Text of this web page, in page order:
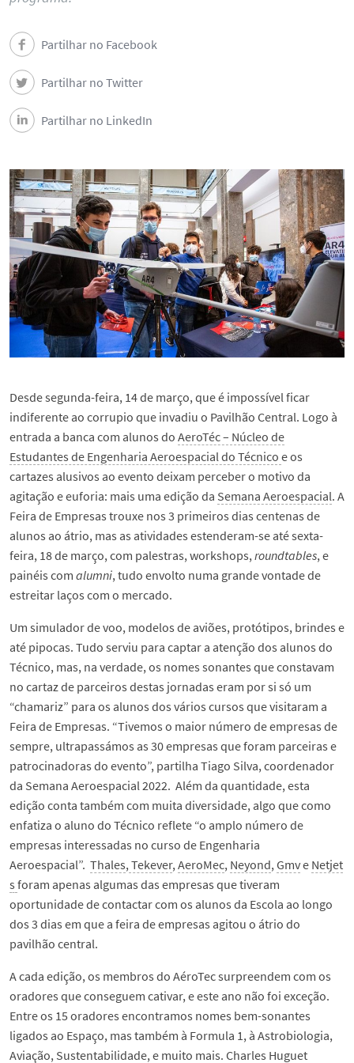
Contactos e Localização
English
Partilhar no Facebook
Partilhar no Twitter
Partilhar no LinkedIn
Desde segunda-feira, 14 de março, que é impossível ficar
indiferente ao corrupio que invadiu o Pavilhão Central. Logo à
entrada a banca com alunos do AeroTéc – Núcleo de
Estudantes de Engenharia Aeroespacial do Técnico e os
cartazes alusivos ao evento deixam perceber o motivo da
agitação e euforia: mais uma edição da Semana Aeroespacial. A
Feira de Empresas trouxe nos 3 primeiros dias centenas de
alunos ao átrio, mas as atividades estenderam-se até sexta-
feira, 18 de março, com palestras, workshops,roundtables, e
painéis com alumni, tudo envolto numa grande vontade de
estreitar laços com o mercado.
Um simulador de voo, modelos de aviões, protótipos, brindes e
até pipocas. Tudo serviu para captar a atenção dos alunos do
Técnico, mas, na verdade, os nomes sonantes que constavam
no cartaz de parceiros destas jornadas eram por si só um
“chamariz” para os alunos dos vários cursos que visitaram a
Feira de Empresas. “Tivemos o maior número de empresas de
sempre, ultrapassámos as 30 empresas que foram parceiras e
patrocinadoras do evento”, partilha Tiago Silva, coordenador
da Semana Aeroespacial 2022. Além da quantidade, esta
edição conta também com muita diversidade, algo que como
enfatiza o aluno do Técnico reflete “o amplo número de
empresas interessadas no curso de Engenharia
Aeroespacial”. Thales,Tekever,AeroMec, Neyond,Gmve Netjet
s foram apenas algumas das empresas que tiveram
oportunidade de contactar com os alunos da Escola ao longo
dos 3 dias em que a feira de empresas agitou o átrio do
pavilhão central.
A cada edição, os membros do AéroTec surpreendem com os
oradores que conseguem cativar, e este ano não foi exceção.
Entre os 15 oradores encontramos nomes bem-sonantes
ligados ao Espaço, mas também à Formula 1, à Astrobiologia,
Aviação, Sustentabilidade, e muito mais. Charles Huguet